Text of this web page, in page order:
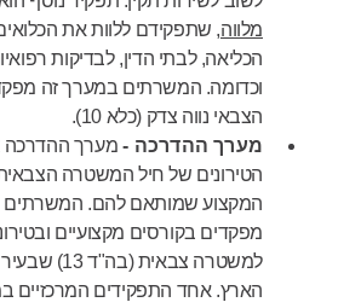
מלווה, שתפקידם ללוות את
הכליאה, לבתי הדין, לבדיקות
וכדומה. המשרתים במערך זה
הצבאי נווה צדק (כלא 10).
מערך ההדרכה - מערך ההדרכה
הטירונים של חיל המשטרה
המקצוע שמותאם להם. המשרתים
מפקדים בקורסים מקצועיים
למשטרה צבאית
הארץ. אחד התפקידים המרכזיים